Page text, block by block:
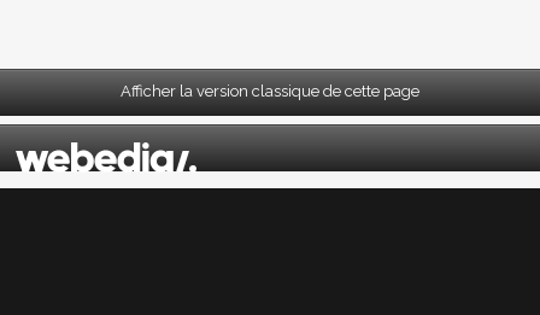
Afficher la version classique de cette page